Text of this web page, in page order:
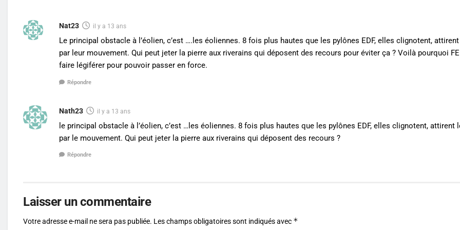
Nat23 il y a 13 ans
Le principal obstacle à l’éolien, c’est ….les éoliennes. 8 fois plus hautes que les pylônes EDF, elles clignotent,
par leur mouvement. Qui peut jeter la pierre aux riverains qui déposent des recours pour éviter ça ? Voilà pourquoi
faire légiférer pour pouvoir passer en force.
Répondre
Nath23 il y a 13 ans
le principal obstacle à l’éolien, c’est …les éoliennes. 8 fois plus hautes que les pylônes EDF, elles clignotent, attirent
par le mouvement. Qui peut jeter la pierre aux riverains qui déposent des recours ?
Répondre
Laisser un commentaire
Votre adresse e-mail ne sera pas publiée. Les champs obligatoires sont indiqués avec *